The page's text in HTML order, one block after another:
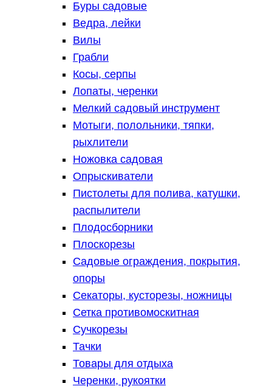
Буры садовые
Ведра, лейки
Вилы
Грабли
Косы, серпы
Лопаты, черенки
Мелкий садовый инструмент
Мотыги, полольники, тяпки,
рыхлители
Ножовка садовая
Опрыскиватели
Пистолеты для полива, катушки,
распылители
Плодосборники
Плоскорезы
Садовые ограждения, покрытия,
опоры
Секаторы, кусторезы, ножницы
Сетка противомоскитная
Сучкорезы
Тачки
Товары для отдыха
Черенки, рукоятки